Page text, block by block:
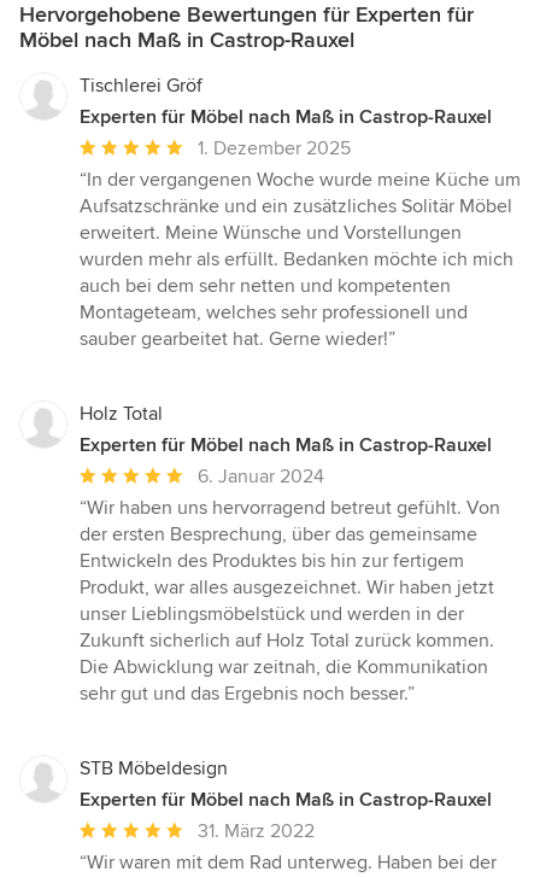
Hervorgehobene Bewertungen für Experten für
Möbel nach Maß in Castrop-Rauxel
Tischlerei Gröf
Experten für Möbel nach Maß in Castrop-Rauxel
Durchschnittliche
Bewertung:
5
von
5
Sternen
1. Dezember 2025
“In der vergangenen Woche wurde meine Küche um
Aufsatzschränke und ein zusätzliches Solitär Möbel
erweitert. Meine Wünsche und Vorstellungen
wurden mehr als erfüllt. Bedanken möchte ich mich
auch bei dem sehr netten und kompetenten
Montageteam, welches sehr professionell und
sauber gearbeitet hat. Gerne wieder!”
Holz Total
Experten für Möbel nach Maß in Castrop-Rauxel
Durchschnittliche
Bewertung:
5
von
5
Sternen
6. Januar 2024
“Wir haben uns hervorragend betreut gefühlt. Von
der ersten Besprechung, über das gemeinsame
Entwickeln des Produktes bis hin zur fertigem
Produkt, war alles ausgezeichnet. Wir haben jetzt
unser Lieblingsmöbelstück und werden in der
Zukunft sicherlich auf Holz Total zurück kommen.
Die Abwicklung war zeitnah, die Kommunikation
sehr gut und das Ergebnis noch besser.”
STB Möbeldesign
Experten für Möbel nach Maß in Castrop-Rauxel
Durchschnittliche
Bewertung:
31. März 2022
“Wir waren mit dem Rad unterweg. Haben bei der